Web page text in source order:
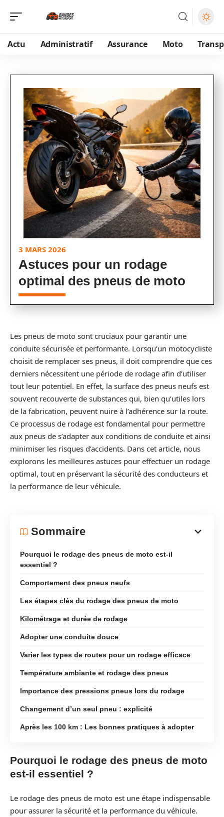
Actu Administratif Assurance Moto
3 MARS 2026
Astuces pour un rodage
optimal des pneus de moto
Les pneus de moto sont cruciaux pour garantir une
conduite sécurisée et performante. Lorsqu’un motocycliste
choisit de remplacer ses pneus, il doit comprendre que ces
derniers nécessitent une période de rodage afin d’utiliser
tout leur potentiel. En effet, la surface des pneus neufs est
souvent recouverte de substances qui, bien qu’utiles lors
de la fabrication, peuvent nuire à l’adhérence sur la route.
Ce processus de rodage est fondamental pour permettre
aux pneus de s’adapter aux conditions de conduite et ainsi
minimiser les risques d’accidents. Dans cet article, nous
explorons les meilleures astuces pour effectuer un rodage
optimal, tout en préservant la sécurité des conducteurs et
la performance de leur véhicule.
Sommaire
Pourquoi le rodage des pneus de moto est-il
essentiel ?
Comportement des pneus neufs
Les étapes clés du rodage des pneus de moto
Kilométrage et durée de rodage
Adopter une conduite douce
Varier les types de routes pour un rodage efficace
Température ambiante et rodage des pneus
Importance des pressions pneus lors du rodage
Changement d’un seul pneu : explicité
Après les 100 km : Les bonnes pratiques à adopter
Pourquoi le rodage des pneus de moto
est-il essentiel ?
Le rodage des pneus de moto est une étape indispensable
pour assurer la sécurité et la performance du véhicule.